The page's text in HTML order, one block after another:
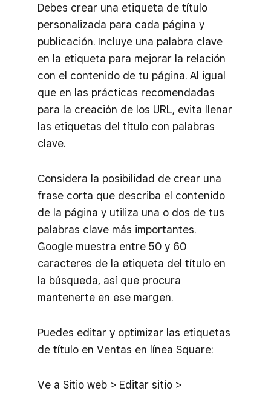
Debes crear una etiqueta de título
personalizada para cada página y
publicación. Incluye una palabra clave
en la etiqueta para mejorar la relación
con el contenido de tu página. Al igual
que en las prácticas recomendadas
para la creación de los URL, evita llenar
las etiquetas del título con palabras
clave.
Considera la posibilidad de crear una
frase corta que describa el contenido
de la página y utiliza una o dos de tus
palabras clave más importantes.
Google muestra entre 50 y 60
caracteres de la etiqueta del título en
la búsqueda, así que procura
mantenerte en ese margen.
Puedes editar y optimizar las etiquetas
de título en Ventas en línea Square:
Ve a Sitio web > Editar sitio >